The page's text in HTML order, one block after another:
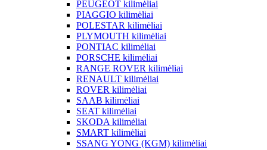
PEUGEOT kilimėliai
PIAGGIO kilimėliai
POLESTAR kilimėliai
PLYMOUTH kilimėliai
PONTIAC kilimėliai
PORSCHE kilimėliai
RANGE ROVER kilimėliai
RENAULT kilimėliai
ROVER kilimėliai
SAAB kilimėliai
SEAT kilimėliai
SKODA kilimėliai
SMART kilimėliai
SSANG YONG (KGM) kilimėliai